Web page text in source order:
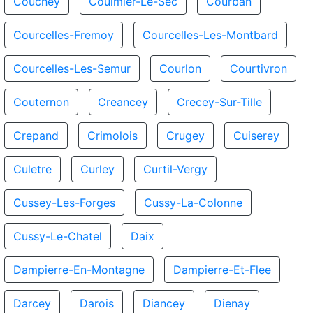
Courcelles-Fremoy Courcelles-Les-Montbard
Courcelles-Les-Semur Courlon Courtivron
Couternon Creancey Crecey-Sur-Tille
Crepand Crimolois Crugey Cuiserey
Culetre Curley Curtil-Vergy
Cussey-Les-Forges Cussy-La-Colonne
Cussy-Le-Chatel Daix
Dampierre-En-Montagne Dampierre-Et-Flee
Darcey Darois Diancey Dienay